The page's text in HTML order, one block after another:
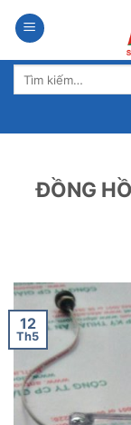
qua
nội
dung
Tìm
ĐỒNG
12
Th5